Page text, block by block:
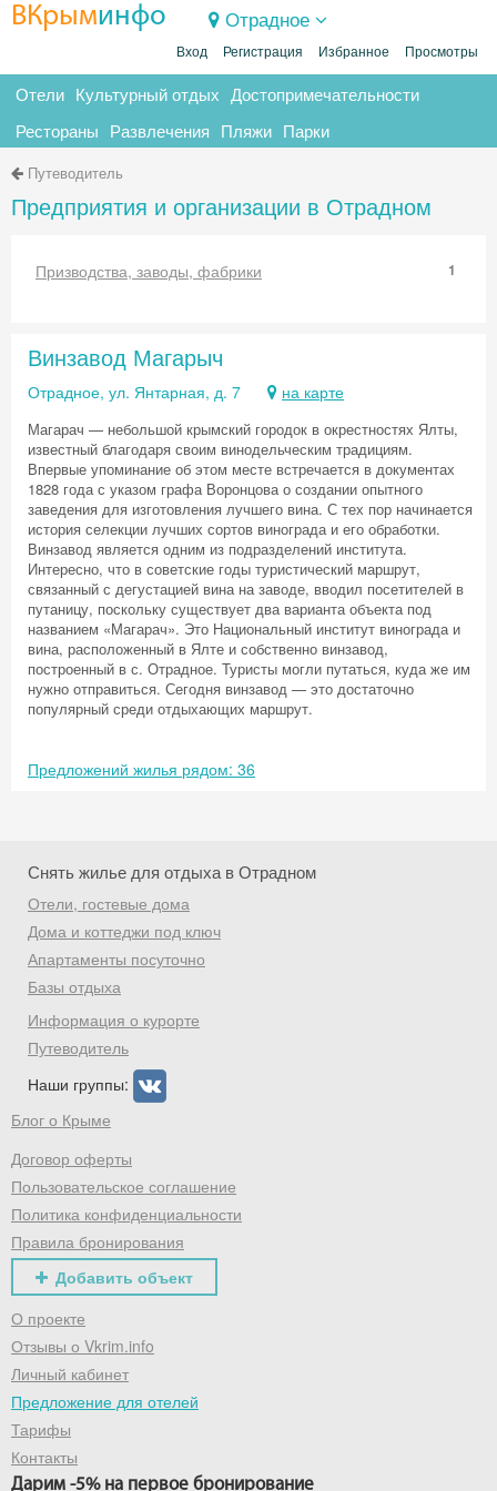
ВКрыминфо Отрадное
Вход Регистрация Избранное Просмотры
Отели Культурный отдых Достопримечательности
Рестораны Развлечения Пляжи Парки
Путеводитель
Предприятия и организации в Отрадном
Призводства, заводы, фабрики 1
Винзавод Магарыч
Отрадное, ул. Янтарная, д. 7 на карте
Магарач — небольшой крымский городок в окрестностях Ялты,
известный благодаря своим винодельческим традициям.
Впервые упоминание об этом месте встречается в документах
1828 года с указом графа Воронцова о создании опытного
заведения для изготовления лучшего вина. С тех пор начинается
история селекции лучших сортов винограда и его обработки.
Винзавод является одним из подразделений института.
Интересно, что в советские годы туристический маршрут,
связанный с дегустацией вина на заводе, вводил посетителей в
путаницу, поскольку существует два варианта объекта под
названием «Магарач». Это Национальный институт винограда и
вина, расположенный в Ялте и собственно винзавод,
построенный в с. Отрадное. Туристы могли путаться, куда же им
нужно отправиться. Сегодня винзавод — это достаточно
популярный среди отдыхающих маршрут.
Предложений жилья рядом: 36
Снять жилье для отдыха в Отрадном
Отели, гостевые дома
Дома и коттеджи под ключ
Апартаменты посуточно
Базы отдыха
Информация о курорте
Путеводитель
Наши группы:
Блог о Крыме
Договор оферты
Пользовательское соглашение
Политика конфиденциальности
Правила бронирования
Добавить объект
О проекте
Отзывы о Vkrim.info
Личный кабинет
Предложение для отелей
Тарифы
Контакты
Дарим -5% на первое бронирование
Скидка −5%
промокод на первое бронирование!